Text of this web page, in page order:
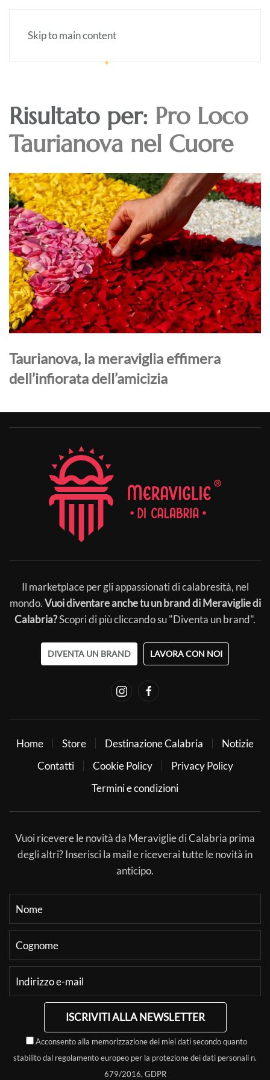
Skip to main content
Risultato per: Pro Loco
Taurianova nel Cuore
Taurianova, la meraviglia effimera
dell’infiorata dell’amicizia
Il marketplace per gli appassionati di calabresità, nel
mondo.Vuoi diventare anche tu un brand di Meraviglie di
Calabria?Scopri di più cliccando su "Diventa un brand".
DIVENTA UN BRAND LAVORA CON NOI
Home Store Destinazione Calabria
Notizie
Contatti
Cookie Policy
Privacy Policy
Termini e condizioni
Vuoi ricevere le novità da Meraviglie di Calabria prima
degli altri? Inserisci la mail e riceverai tutte le novità in
anticipo.
ISCRIVITI ALLA NEWSLETTER
Acconsento alla memorizzazione dei miei dati secondo quanto
stabilito dal regolamento europeo per la protezione dei dati personali n.
679/2016, GDPR